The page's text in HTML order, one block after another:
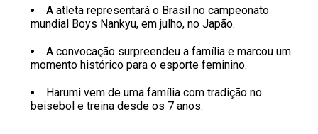
A atleta representará o Brasil no campeonato
mundial Boys Nankyu, em julho, no Japão.
A convocação surpreendeu a família e marcou um
momento histórico para o esporte feminino.
Harumi vem de uma família com tradição no
beisebol e treina desde os 7 anos.